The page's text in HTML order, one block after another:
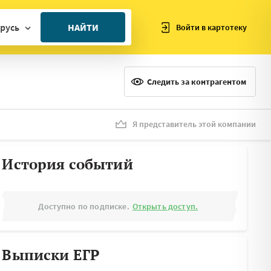
НАЙТИ Войти в картотеку
Следить за контрагентом
Я представитель этой компании
История событий
Доступно по подписке. Открыть доступ.
Выписки ЕГР